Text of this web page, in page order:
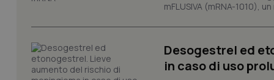
mFLUSIVA (mRNA-1010),
Desogestrel ed
in caso di uso
_ga_KM60CM4NPH